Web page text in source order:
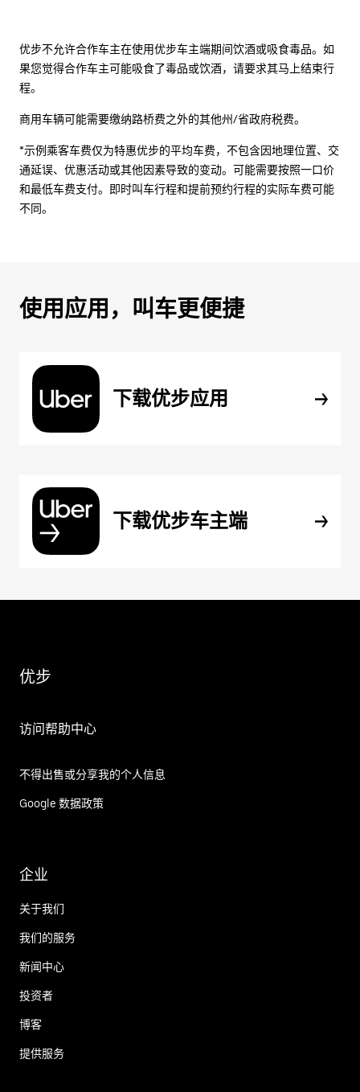
优步不允许合作车主在使用优步车主端期间饮酒或吸食毒品。如
果您觉得合作车主可能吸食了毒品或饮酒，请要求其马上结束行
程。
商用车辆可能需要缴纳路桥费之外的其他州/省政府税费。
*示例乘客车费仅为特惠优步的平均车费，不包含因地理位置、交
通延误、优惠活动或其他因素导致的变动。可能需要按照一口价
和最低车费支付。即时叫车行程和提前预约行程的实际车费可能
不同。
使用应用，叫车更便捷
下载优步应用
下载优步车主端
优步
访问帮助中心
不得出售或分享我的个人信息
Google 数据政策
企业
关于我们
我们的服务
新闻中心
投资者
博客
提供服务